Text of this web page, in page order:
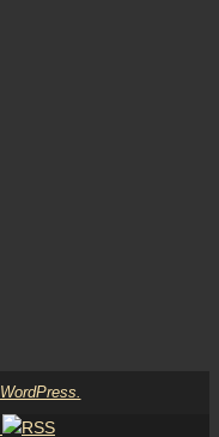
WordPress.